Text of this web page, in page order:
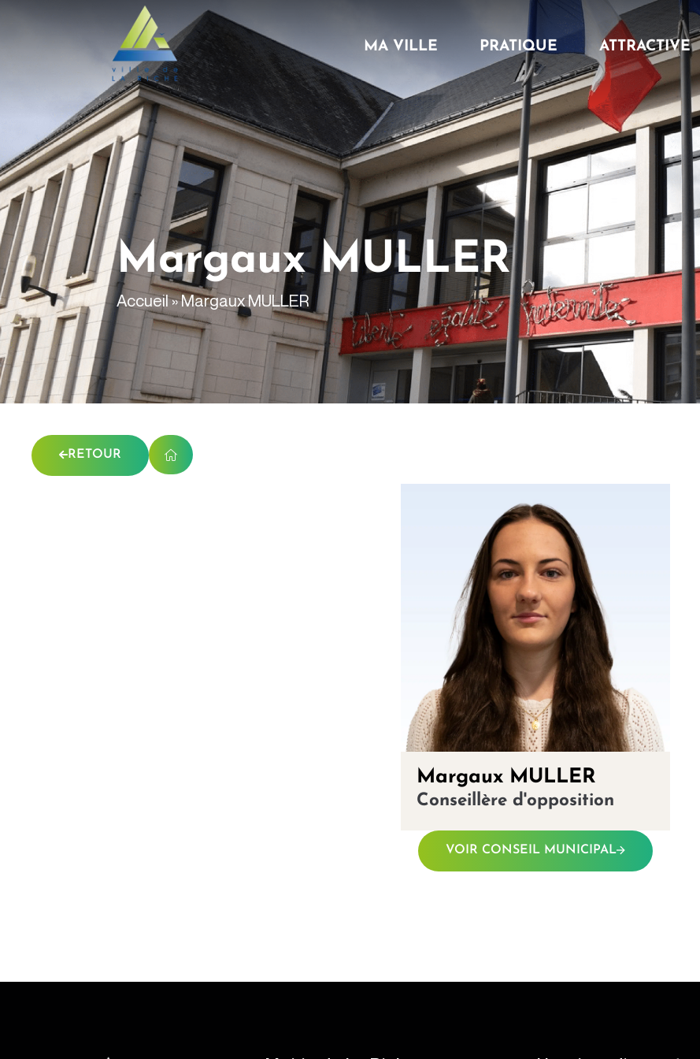
MA VILLE PRATIQUE ATTRACTIVE
Margaux MULLER
Accueil»Margaux MULLER
RETOUR
Margaux MULLER
Conseillère d'opposition
VOIR CONSEIL MUNICIPAL